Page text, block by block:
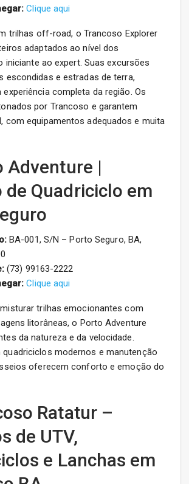
Clique aqui
trilhas off-road, o Trancoso Explorer
adaptados ao nível dos
iniciante ao expert. Suas excursões
escondidas e estradas de terra,
experiência completa da região. Os
por Trancoso e garantem
com equipamentos adequados e muita
Adventure |
de Quadriciclo em
BA-001, S/N – Porto Seguro, BA,
(73) 99163-2222
Clique aqui
trilhas emocionantes com
litorâneas, o Porto Adventure
da natureza e da velocidade.
quadriciclos modernos e manutenção
oferecem conforto e emoção do
Ratatur –
de UTV,
e Lanchas em